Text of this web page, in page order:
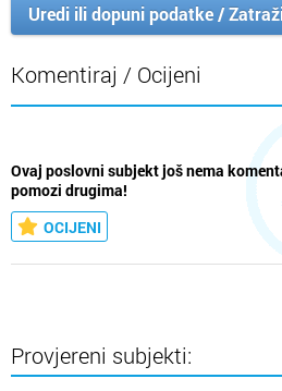
Uredi ili dopuni podatke /
Komentiraj / Ocijeni
Ovaj poslovni subjekt još nema
pomozi drugima!
OCIJENI
Provjereni subjekti: